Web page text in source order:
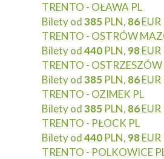
TRENTO - OŁAWA PL
Bilety od385 PLN, 86EUR
TRENTO - OSTRÓW
Bilety od440 PLN, 98EUR
TRENTO - OSTRZESZÓW
Bilety od385 PLN, 86EUR
TRENTO - OZIMEK PL
Bilety od385 PLN, 86EUR
TRENTO - PŁOCK PL
Bilety od440 PLN, 98EUR
TRENTO - POLKOWICE